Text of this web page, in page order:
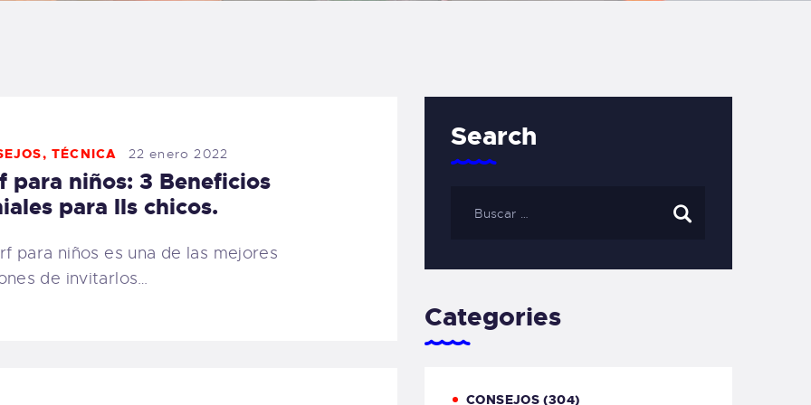
CARRITO
FAMILY
,TÉCNICA 22 enero 2022
para niños: 3 Beneficios
para lls chicos.
para niños es una de las mejores
de invitarlos…
Search
Categories
CONSEJOS (304)